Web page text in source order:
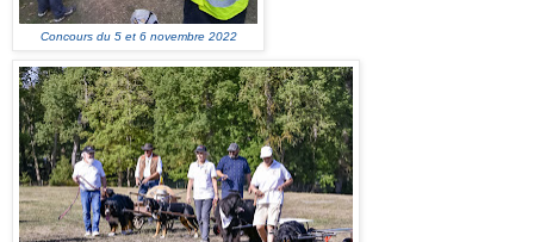
Concours du 5 et 6 novembre 2022